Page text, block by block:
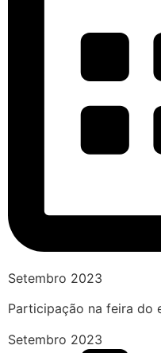
Setembro 2023
Participação na feira do
Setembro 2023